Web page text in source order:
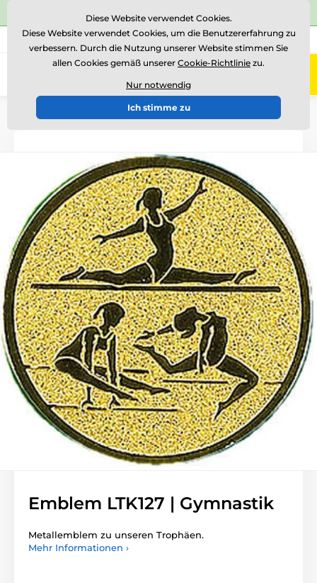
⭐Siehe 504 verifizierte Bewertungen auf
Rufen Sie uns an (Mo-Fr 15-18) +43 676 361 37 22
0
Einführung Logotypen und Embleme
Emblem LTK127 | Gymnastik
Metallemblem zu unseren Trophäen.
Mehr Informationen ›
Diese Website verwendet Cookies.
Diese Website verwendet Cookies, um die Benutzererfahrung zu
verbessern. Durch die Nutzung unserer Website stimmen Sie
allen Cookies gemäß unserer Cookie-Richtlinie zu.
Nur notwendig
Ich stimme zu